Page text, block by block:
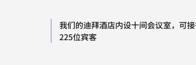
我们的迪拜酒店内设十间会议室，可
225位宾客